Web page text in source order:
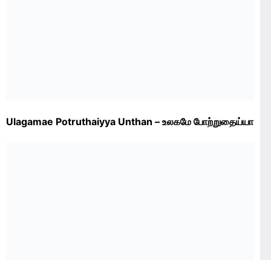
Ulagamae Potruthaiyya Unthan – உலகமே போற்றுதைய்யா